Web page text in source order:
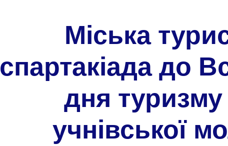
Міська
спартакіада до
дня
учнівської